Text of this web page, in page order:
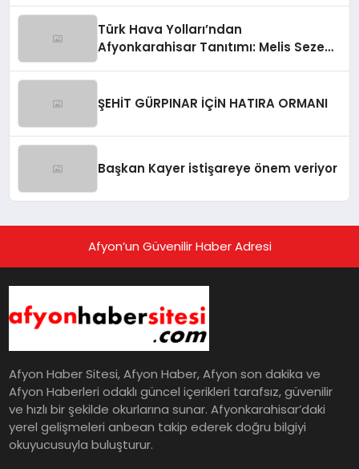
Türk Hava Yolları’ndan
Afyonkarahisar Tanıtımı: Melis Sezen
ŞEHİT GÜRPINAR İÇİN HATIRA ORMANI
Başkan Kayer istişareye önem veriyor
Afyon’un Güvenilir Haber Adresi
Afyon Haber Sitesi, Afyon Haber, Afyon son dakika ve
Afyon Haberleri odaklı güncel içerikleri tarafsız, güvenilir
ve hızlı bir şekilde okurlarına sunar. Afyonkarahisar’daki
yerel gelişmeleri anbean takip ederek doğru bilgiyi
okuyucusuyla buluşturur.